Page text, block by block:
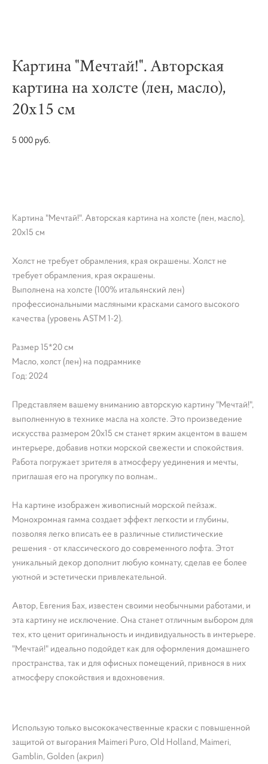
Картина "Мечтай!". Авторская
картина на холсте (лен, масло),
20х15 см
5 000 pуб.
Картина "Мечтай!". Авторская картина на холсте (лен, масло),
20х15 см
Холст не требует обрамления, края окрашены. Холст не
требует обрамления, края окрашены.
Выполнена на холсте (100% итальянский лен)
профессиональными масляными красками самого высокого
качества (уровень ASTM 1-2).
Размер 15*20 см
Масло, холст (лен) на подрамнике
Год: 2024
Представляем вашему вниманию авторскую картину "Мечтай!",
выполненную в технике масла на холсте. Это произведение
искусства размером 20х15 см станет ярким акцентом в вашем
интерьере, добавив нотки морской свежести и спокойствия.
Работа погружает зрителя в атмосферу уединения и мечты,
приглашая его на прогулку по волнам..
На картине изображен живописный морской пейзаж.
Монохромная гамма создает эффект легкости и глубины,
позволяя легко вписать ее в различные стилистические
решения - от классического до современного лофта. Этот
уникальный декор дополнит любую комнату, сделав ее более
уютной и эстетически привлекательной.
Автор, Евгения Бах, известен своими необычными работами, и
эта картину не исключение. Она станет отличным выбором для
тех, кто ценит оригинальность и индивидуальность в интерьере.
"Мечтай!" идеально подойдет как для оформления домашнего
пространства, так и для офисных помещений, привнося в них
атмосферу спокойствия и вдохновения.
Использую только высококачественные краски с повышенной
защитой от выгорания Maimeri Puro, Old Holland, Maimeri,
Gamblin, Golden (акрил)